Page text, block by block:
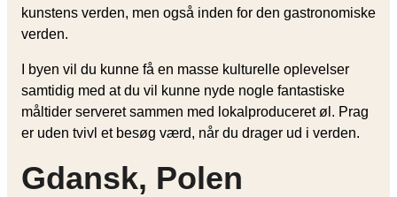
kunstens verden, men også inden for den gastronomiske
verden.
I byen vil du kunne få en masse kulturelle oplevelser
samtidig med at du vil kunne nyde nogle fantastiske
måltider serveret sammen med lokalproduceret øl. Prag
er uden tvivl et besøg værd, når du drager ud i verden.
Gdansk, Polen